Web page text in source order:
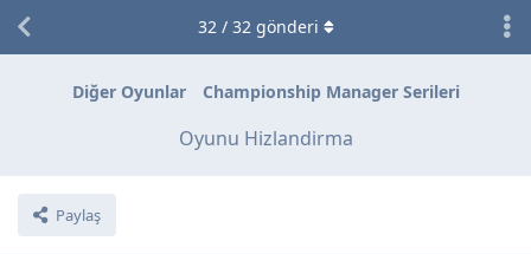
Diğer Oyunlar Championship Manager Serileri
Oyunu Hizlandirma
Paylaş
32/ 32gönderi